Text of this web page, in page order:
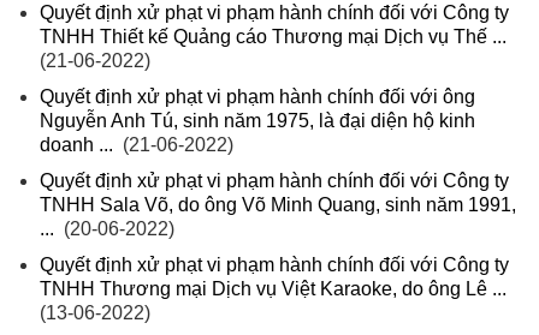
Quyết định xử phạt vi phạm hành chính đối với Công ty
TNHH Thiết kế Quảng cáo Thương mại Dịch vụ Thế ...
(21-06-2022)
Quyết định xử phạt vi phạm hành chính đối với ông
Nguyễn Anh Tú, sinh năm 1975, là đại diện hộ kinh
doanh ... (21-06-2022)
Quyết định xử phạt vi phạm hành chính đối với Công ty
TNHH Sala Võ, do ông Võ Minh Quang, sinh năm 1991,
... (20-06-2022)
Quyết định xử phạt vi phạm hành chính đối với Công ty
TNHH Thương mại Dịch vụ Việt Karaoke, do ông Lê ...
(13-06-2022)